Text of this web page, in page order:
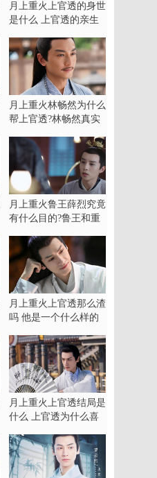
月上重火上官透的身世
是什么 上官透的亲生
月上重火林畅然为什么
帮上官透?林畅然真实
月上重火鲁王薛烈究竟
有什么目的?鲁王和重
月上重火上官透那么渣
吗 他是一个什么样的
月上重火上官透结局是
什么 上官透为什么喜